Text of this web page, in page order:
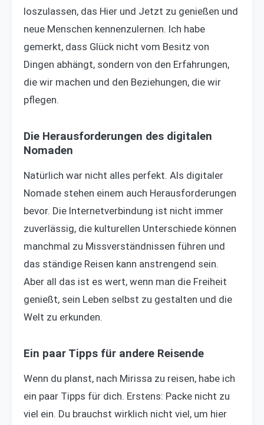
loszulassen, das Hier und Jetzt zu genießen und
neue Menschen kennenzulernen. Ich habe
gemerkt, dass Glück nicht vom Besitz von
Dingen abhängt, sondern von den Erfahrungen,
die wir machen und den Beziehungen, die wir
pflegen.
Die Herausforderungen des digitalen
Nomaden
Natürlich war nicht alles perfekt. Als digitaler
Nomade stehen einem auch Herausforderungen
bevor. Die Internetverbindung ist nicht immer
zuverlässig, die kulturellen Unterschiede können
manchmal zu Missverständnissen führen und
das ständige Reisen kann anstrengend sein.
Aber all das ist es wert, wenn man die Freiheit
genießt, sein Leben selbst zu gestalten und die
Welt zu erkunden.
Ein paar Tipps für andere Reisende
Wenn du planst, nach Mirissa zu reisen, habe ich
ein paar Tipps für dich. Erstens: Packe nicht zu
viel ein. Du brauchst wirklich nicht viel, um hier